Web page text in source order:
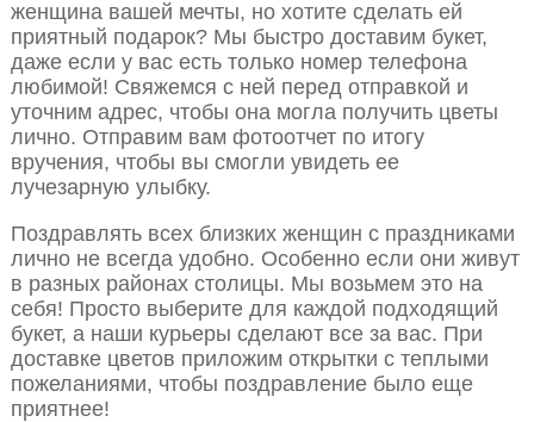
женщина вашей мечты, но хотите сделать ей
приятный подарок? Мы быстро доставим букет,
даже если у вас есть только номер телефона
любимой! Свяжемся с ней перед отправкой и
уточним адрес, чтобы она могла получить цветы
лично. Отправим вам фотоотчет по итогу
вручения, чтобы вы смогли увидеть ее
лучезарную улыбку.
Поздравлять всех близких женщин с праздниками
лично не всегда удобно. Особенно если они живут
в разных районах столицы. Мы возьмем это на
себя! Просто выберите для каждой подходящий
букет, а наши курьеры сделают все за вас. При
доставке цветов приложим открытки с теплыми
пожеланиями, чтобы поздравление было еще
приятнее!